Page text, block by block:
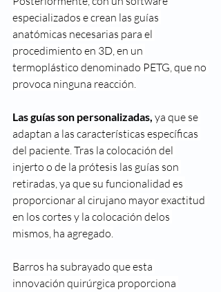
especializados e crean las guías
anatómicas necesarias para el
procedimiento en 3D, en un
termoplástico denominado PETG, que no
provoca ninguna reacción.
Las guías son personalizadas, ya que se
adaptan a las características específicas
del paciente. Tras la colocación del
injerto o de la prótesis las guías son
retiradas, ya que su funcionalidad es
proporcionar al cirujano mayor exactitud
en los cortes y la colocación delos
mismos, ha agregado.
Barros ha subrayado que esta
innovación quirúrgica proporciona